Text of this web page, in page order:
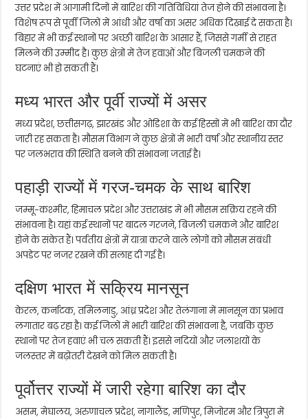
उत्तर प्रदेश में आगामी दिनों में बारिश की गतिविधियां तेज होने की संभावना है।
विशेष रूप से पूर्वी जिलों में आंधी और वर्षा का असर अधिक दिखाई दे सकता है।
बिहार में भी कई स्थानों पर अच्छी बारिश के आसार हैं, जिससे गर्मी से राहत
मिलने की उम्मीद है। कुछ क्षेत्रों में तेज हवाओं और बिजली चमकने की
घटनाएं भी हो सकती हैं।
मध्य भारत और पूर्वी राज्यों में असर
मध्य प्रदेश, छत्तीसगढ़, झारखंड और ओडिशा के कई हिस्सों में भी बारिश का दौर
जारी रह सकता है। मौसम विभाग ने कुछ क्षेत्रों में भारी वर्षा और स्थानीय स्तर
पर जलभराव की स्थिति बनने की संभावना जताई है।
पहाड़ी राज्यों में गरज-चमक के साथ बारिश
जम्मू-कश्मीर, हिमाचल प्रदेश और उत्तराखंड में भी मौसम सक्रिय रहने की
संभावना है। यहां कई स्थानों पर बादल गरजने, बिजली चमकने और बारिश
होने के संकेत हैं। पर्वतीय क्षेत्रों में यात्रा करने वाले लोगों को मौसम संबंधी
अपडेट पर नजर रखने की सलाह दी गई है।
दक्षिण भारत में सक्रिय मानसून
केरल, कर्नाटक, तमिलनाडु, आंध्र प्रदेश और तेलंगाना में मानसून का प्रभाव
लगातार बढ़ रहा है। कई जिलों में भारी बारिश की संभावना है, जबकि कुछ
स्थानों पर तेज हवाएं भी चल सकती हैं। इससे नदियों और जलाशयों के
जलस्तर में बढ़ोतरी देखने को मिल सकती है।
पूर्वोत्तर राज्यों में जारी रहेगा बारिश का दौर
असम, मेघालय, अरुणाचल प्रदेश, नागालैंड, मणिपुर, मिजोरम और त्रिपुरा में